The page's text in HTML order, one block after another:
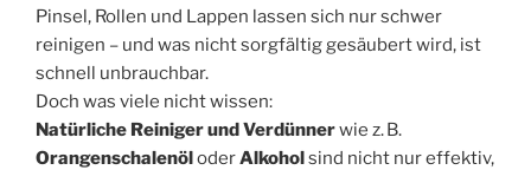
Pinsel, Rollen und Lappen lassen sich nur schwer
reinigen – und was nicht sorgfältig gesäubert wird, ist
schnell unbrauchbar.
Doch was viele nicht wissen:
Natürliche Reiniger und Verdünnerwie z. B.
OrangenschalenöloderAlkoholsind nicht nur effektiv,